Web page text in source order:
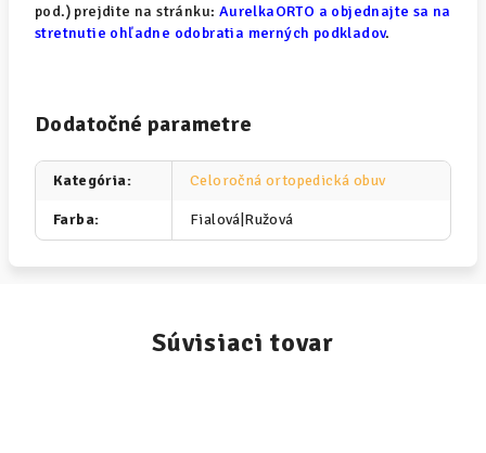
pod.) prejdite na stránku: AurelkaORTO a objednajte sa na
stretnutie ohľadne odobratia merných podkladov.
Dodatočné parametre
Kategória: Celoročná ortopedická obuv
Farba: Fialová|Ružová
Súvisiaci tovar